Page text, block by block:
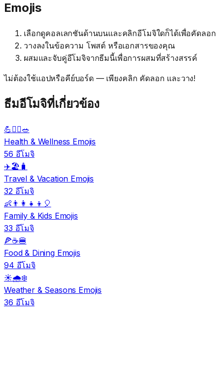
Emojis
เลือกดูคอลเลกชันด้านบนและคลิกอีโมจิใดก็ได้เพื่อคัดลอก
วางลงในข้อความ โพสต์ หรือเอกสารของคุณ
ผสมและจับคู่อีโมจิจากธีมนี้เพื่อการผสมที่สร้างสรรค์
ไม่ต้องใช้แอปหรือคีย์บอร์ด — เพียงคลิก คัดลอก และวาง!
ธีมอีโมจิที่เกี่ยวข้อง
💪🏃‍♀️🥗
Health & Wellness Emojis
56 อีโมจิ
✈️🏖️🧳
Travel & Vacation Emojis
32 อีโมจิ
👶👨‍👩‍👧‍👦🎈
Family & Kids Emojis
33 อีโมจิ
🍕☕🍔
Food & Dining Emojis
94 อีโมจิ
☀️🌧️❄️
Weather & Seasons Emojis
36 อีโมจิ